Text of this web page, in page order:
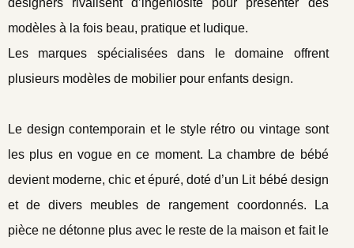
designers rivalisent d’ingéniosité pour présenter des
modèles à la fois beau, pratique et ludique.
Les marques spécialisées dans le domaine offrent
plusieurs modèles de mobilier pour enfants design.
Le design contemporain et le style rétro ou vintage sont
les plus en vogue en ce moment. La chambre de bébé
devient moderne, chic et épuré, doté d’un Lit bébé design
et de divers meubles de rangement coordonnés. La
pièce ne détonne plus avec le reste de la maison et fait le